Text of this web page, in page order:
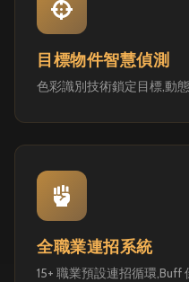
目標物件智慧偵測
色彩識別技術鎖定目標,動
全職業連招系統
15+ 職業預設連招循環,Buff